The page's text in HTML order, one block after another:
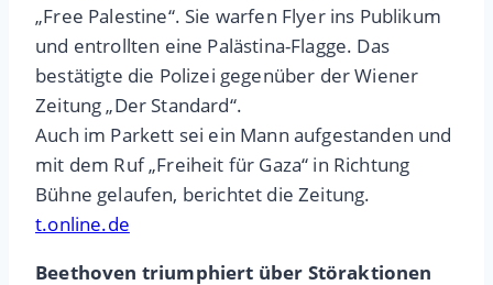
„Free Palestine“. Sie warfen Flyer ins Publikum
und entrollten eine Palästina-Flagge. Das
bestätigte die Polizei gegenüber der Wiener
Zeitung „Der Standard“.
Auch im Parkett sei ein Mann aufgestanden und
mit dem Ruf „Freiheit für Gaza“ in Richtung
Bühne gelaufen, berichtet die Zeitung.
t.online.de
Beethoven triumphiert über Störaktionen